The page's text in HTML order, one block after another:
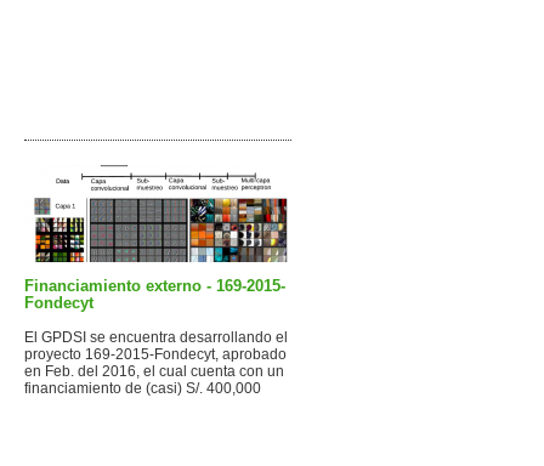
Financiamiento externo - 169-2015-
Fondecyt
El GPDSI se encuentra desarrollando el
proyecto 169-2015-Fondecyt, aprobado
en Feb. del 2016, el cual cuenta con un
financiamiento de (casi) S/. 400,000